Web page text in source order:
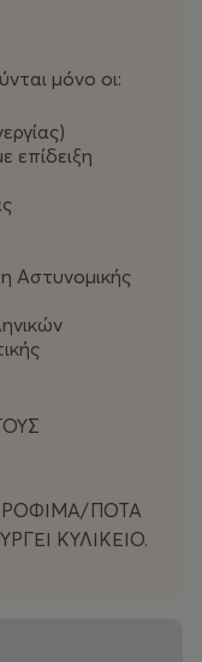
μόνο οι:
επίδειξη
Αστυνομικής
ΠΟΤΑ
ΚΥΛΙΚΕΙΟ.